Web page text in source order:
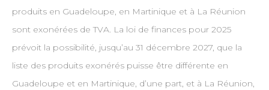
produits en Guadeloupe, en Martinique et à La Réunion
sont exonérées de TVA. La loi de finances pour 2025
prévoit la possibilité, jusqu’au 31 décembre 2027, que la
liste des produits exonérés puisse être différente en
Guadeloupe et en Martinique, d’une part, et à La Réunion,